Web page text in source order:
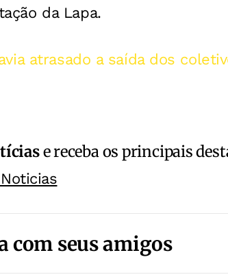
da Lapa.
atrasado a saída dos
e receba os principais
com seus amigos